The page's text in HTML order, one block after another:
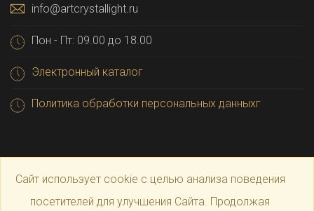
info@artcrystallight.ru
Пон - Пт: 09.00 до 18.00
Электронный каталог
Политика обработки персональных данныхг
Сайт использует cookie с целью анализа поведения
посетителей для улучшения Сайта. Продолжая